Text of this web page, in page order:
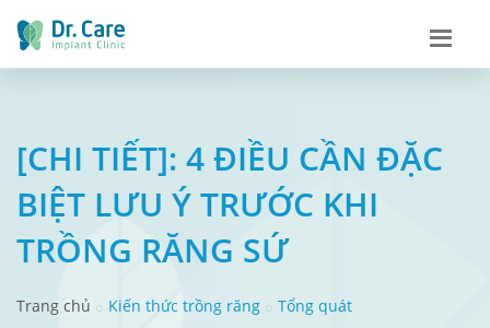
[CHI TIẾT]: 4 ĐIỀU CẦN ĐẶC
BIỆT LƯU Ý TRƯỚC KHI
TRỒNG RĂNG SỨ
Trang chủ Kiến thức trồng răng Tổng quát